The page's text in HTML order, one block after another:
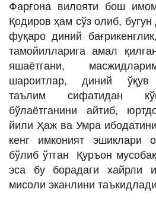
Фарғона вилояти бош
Қодиров ҳам сўз олиб,
фуқаро диний
тамойилларига амал
яшаётгани,
шароитлар, диний ўқув
таълим сифатидан
бўлаётганини айтиб,
йили Ҳаж ва Умра
кенг имконият эшиклари
бўлиб ўтган Қуръон
эса бу борадаги хайрли
мисоли эканлини